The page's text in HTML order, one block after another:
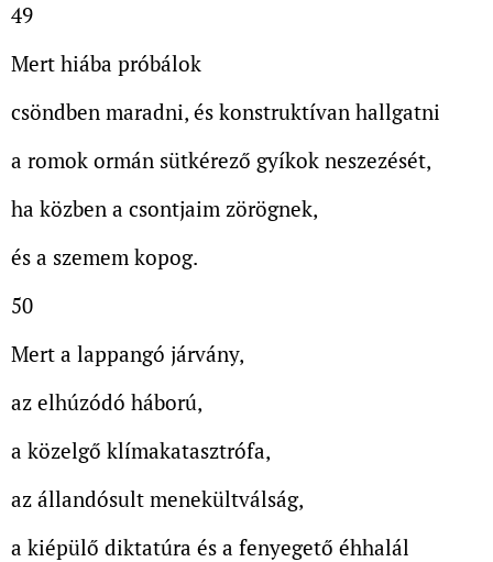
49
Mert hiába próbálok
csöndben maradni, és konstruktívan hallgatni
a romok ormán sütkérező gyíkok neszezését,
ha közben a csontjaim zörögnek,
és a szemem kopog.
50
Mert a lappangó járvány,
az elhúzódó háború,
a közelgő klímakatasztrófa,
az állandósult menekültválság,
a kiépülő diktatúra és a fenyegető éhhalál